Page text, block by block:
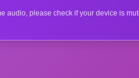
audio, please check if your device is